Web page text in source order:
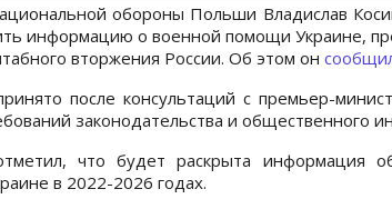
обороны Польши Владислав
информацию о военной помощи Украине,
вторжения России. Об этом он
после консультаций с премьер-
законодательства и общественного
что будет раскрыта информация
в 2022-2026 годах.